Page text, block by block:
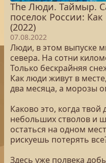
The Люди. Таймыр.
поселок России:
(2022)
07.08.2022
Люди, в этом выпуске
севера. На сотни
Только бескрайняя
Как люди живут в
два месяца, а морозы
Каково это, когда
небольших стволов и
остаться на одном
рискуешь потерять
Здесь уже полвека